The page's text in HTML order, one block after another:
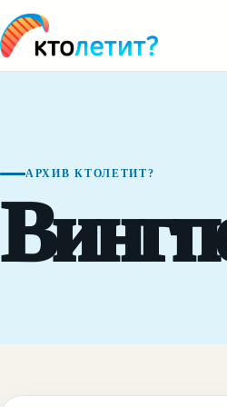
АРХИВ КТОЛЕТИТ?